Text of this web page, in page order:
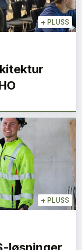
+ PLUSS
+ PLUSS